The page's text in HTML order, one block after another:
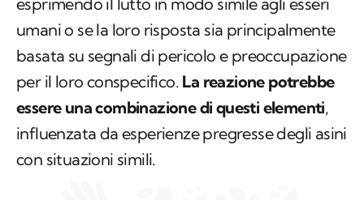
umani o se la loro risposta sia principalmente
basata su segnali di pericolo e preoccupazione
per il loro conspecifico. La reazione potrebbe
essere una combinazione di questi elementi,
influenzata da esperienze pregresse degli asini
con situazioni simili.